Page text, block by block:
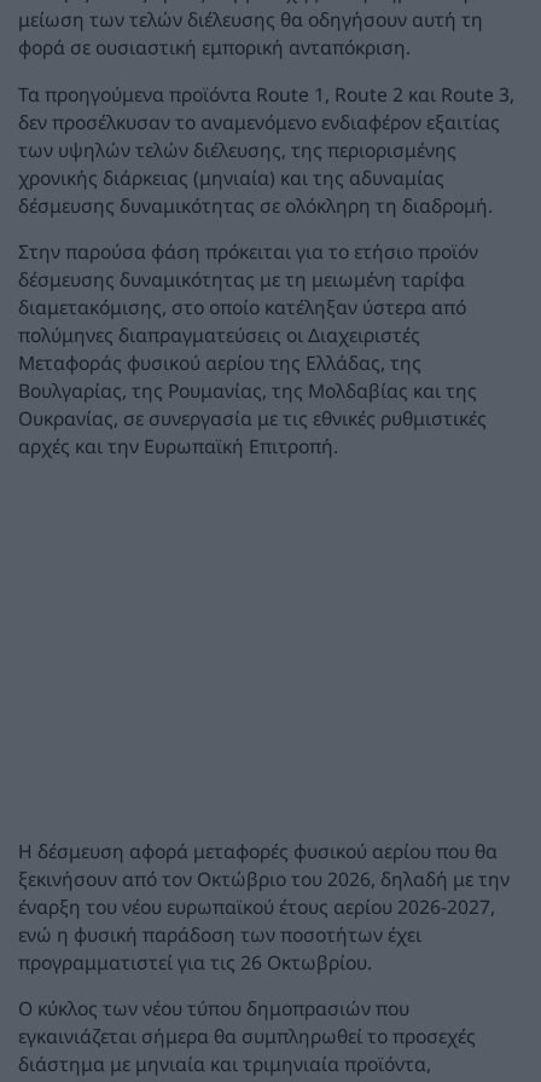
μείωση των τελών διέλευσης θα οδηγήσουν αυτή τη
φορά σε ουσιαστική εμπορική ανταπόκριση.
Τα προηγούμενα προϊόντα Route 1, Route 2 και Route 3,
δεν προσέλκυσαν το αναμενόμενο ενδιαφέρον εξαιτίας
των υψηλών τελών διέλευσης, της περιορισμένης
χρονικής διάρκειας (μηνιαία) και της αδυναμίας
δέσμευσης δυναμικότητας σε ολόκληρη τη διαδρομή.
Στην παρούσα φάση πρόκειται για το ετήσιο προϊόν
δέσμευσης δυναμικότητας με τη μειωμένη ταρίφα
διαμετακόμισης, στο οποίο κατέληξαν ύστερα από
πολύμηνες διαπραγματεύσεις οι Διαχειριστές
Μεταφοράς φυσικού αερίου της Ελλάδας, της
Βουλγαρίας, της Ρουμανίας, της Μολδαβίας και της
Ουκρανίας, σε συνεργασία με τις εθνικές ρυθμιστικές
αρχές και την Ευρωπαϊκή Επιτροπή.
Η δέσμευση αφορά μεταφορές φυσικού αερίου που θα
ξεκινήσουν από τον Οκτώβριο του 2026, δηλαδή με την
έναρξη του νέου ευρωπαϊκού έτους αερίου 2026-2027,
ενώ η φυσική παράδοση των ποσοτήτων έχει
προγραμματιστεί για τις 26 Οκτωβρίου.
Ο κύκλος των νέου τύπου δημοπρασιών που
εγκαινιάζεται σήμερα θα συμπληρωθεί το προσεχές
διάστημα με μηνιαία και τριμηνιαία προϊόντα,